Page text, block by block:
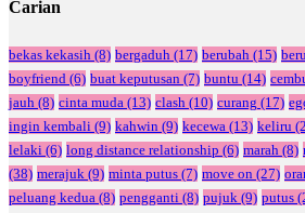
Carian
bekas kekasih (8) bergaduh (17) berubah (15)
boyfriend (6) buat keputusan (7) buntu (14)
jauh (8) cinta muda (13) clash (10) curang (17)
ingin kembali (9) kahwin (9) kecewa (13) keliru
lelaki (6) long distance relationship (6) marah (8)
(38) merajuk (9) minta putus (7) move on (27)
peluang kedua (8) pengganti (8) pujuk (9) putus